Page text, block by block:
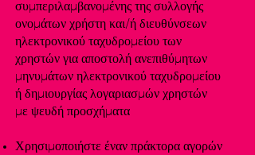
συμπεριλαμβανομένης της συλλογής
ονομάτων χρήστη και/ή διευθύνσεων
ηλεκτρονικού ταχυδρομείου των
χρηστών για αποστολή ανεπιθύμητων
μηνυμάτων ηλεκτρονικού ταχυδρομείου
ή δημιουργίας λογαριασμών χρηστών
με ψευδή προσχήματα
Χρησιμοποιήστε έναν πράκτορα αγορών